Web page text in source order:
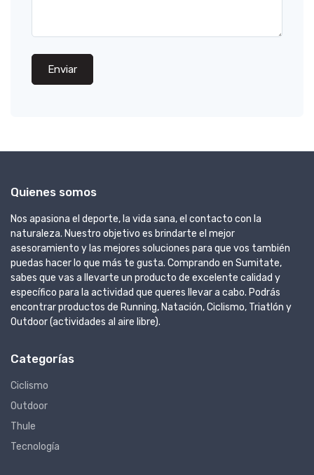
Enviar
Quienes somos
Nos apasiona el deporte, la vida sana, el contacto con la
naturaleza. Nuestro objetivo es brindarte el mejor
asesoramiento y las mejores soluciones para que vos también
puedas hacer lo que más te gusta. Comprando en Sumitate,
sabes que vas a llevarte un producto de excelente calidad y
específico para la actividad que queres llevar a cabo. Podrás
encontrar productos de Running, Natación, Ciclismo, Triatlón y
Outdoor (actividades al aire libre).
Categorías
Ciclismo
Outdoor
Thule
Tecnología